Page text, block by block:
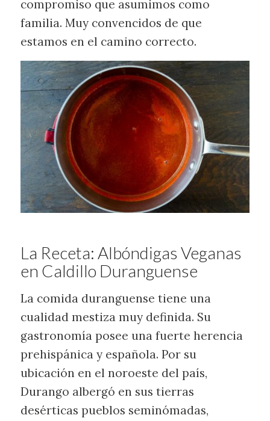
compromiso que asumimos como
familia. Muy convencidos de que
estamos en el camino correcto.
La Receta: Albóndigas Veganas
en Caldillo Duranguense
La comida duranguense tiene una
cualidad mestiza muy definida. Su
gastronomía posee una fuerte herencia
prehispánica y española. Por su
ubicación en el noroeste del país,
Durango albergó en sus tierras
desérticas pueblos seminómadas,